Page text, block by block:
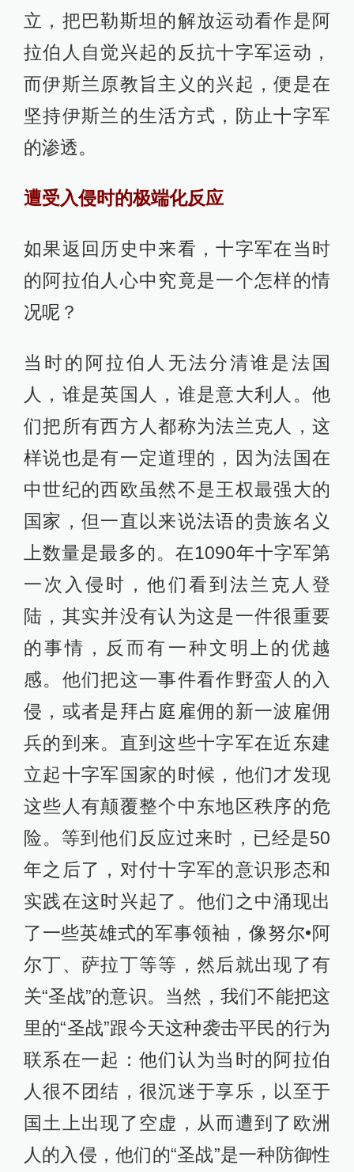
立，把巴勒斯坦的解放运动看作是阿
拉伯人自觉兴起的反抗十字军运动，
而伊斯兰原教旨主义的兴起，便是在
坚持伊斯兰的生活方式，防止十字军
的渗透。
遭受入侵时的极端化反应
如果返回历史中来看，十字军在当时
的阿拉伯人心中究竟是一个怎样的情
况呢？
当时的阿拉伯人无法分清谁是法国
人，谁是英国人，谁是意大利人。他
们把所有西方人都称为法兰克人，这
样说也是有一定道理的，因为法国在
中世纪的西欧虽然不是王权最强大的
国家，但一直以来说法语的贵族名义
上数量是最多的。在1090年十字军第
一次入侵时，他们看到法兰克人登
陆，其实并没有认为这是一件很重要
的事情，反而有一种文明上的优越
感。他们把这一事件看作野蛮人的入
侵，或者是拜占庭雇佣的新一波雇佣
兵的到来。直到这些十字军在近东建
立起十字军国家的时候，他们才发现
这些人有颠覆整个中东地区秩序的危
险。等到他们反应过来时，已经是50
年之后了，对付十字军的意识形态和
实践在这时兴起了。他们之中涌现出
了一些英雄式的军事领袖，像努尔•阿
尔丁、萨拉丁等等，然后就出现了有
关“圣战”的意识。当然，我们不能把这
里的“圣战”跟今天这种袭击平民的行为
联系在一起：他们认为当时的阿拉伯
人很不团结，很沉迷于享乐，以至于
国土上出现了空虚，从而遭到了欧洲
人的入侵，他们的“圣战”是一种防御性